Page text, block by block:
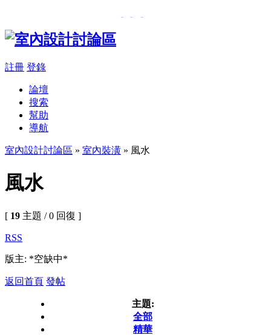
註冊 登錄
論壇
搜索
幫助
導航
室內設計討論區 » 室內裝潢 » 風水
風水
[ 19 主題 / 0 回復 ]
RSS
版主: *空缺中*
返回首頁 發帖
主題:
全部
精華